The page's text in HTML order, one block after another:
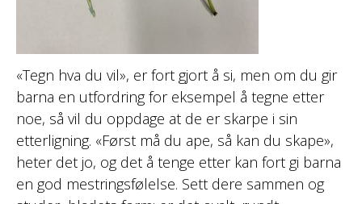
«Tegn hva du vil», er fort gjort å si, men om du gir
barna en utfordring for eksempel å tegne etter
noe, så vil du oppdage at de er skarpe i sin
etterligning. «Først må du ape, så kan du skape»,
heter det jo, og det å tenge etter kan fort gi barna
en god mestringsfølelse. Sett dere sammen og